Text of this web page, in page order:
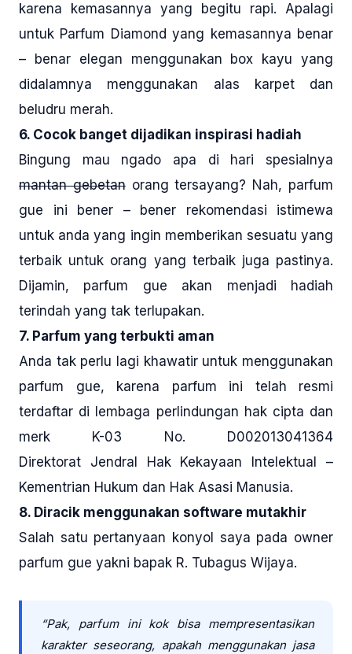
karena kemasannya yang begitu rapi. Apalagi
untuk Parfum Diamond yang kemasannya benar
– benar elegan menggunakan box kayu yang
didalamnya menggunakan alas karpet dan
beludru merah.
6. Cocok banget dijadikan inspirasi hadiah
Bingung mau ngado apa di hari spesialnya
mantan gebetanorang tersayang? Nah, parfum
gue ini bener – bener rekomendasi istimewa
untuk anda yang ingin memberikan sesuatu yang
terbaik untuk orang yang terbaik juga pastinya.
Dijamin, parfum gue akan menjadi hadiah
terindah yang tak terlupakan.
7. Parfum yang terbukti aman
Anda tak perlu lagi khawatir untuk menggunakan
parfum gue, karena parfum ini telah resmi
terdaftar di lembaga perlindungan hak cipta dan
merk K-03 No. D002013041364
Direktorat Jendral Hak Kekayaan Intelektual –
Kementrian Hukum dan Hak Asasi Manusia.
8. Diracik menggunakan software mutakhir
Salah satu pertanyaan konyol saya pada owner
parfum gue yakni bapak R. Tubagus Wijaya.
“Pak, parfum ini kok bisa mempresentasikan
karakter seseorang, apakah menggunakan jasa